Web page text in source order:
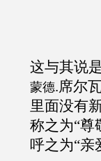
埃
这与其说
蒙德.席尔
里面没有
称之为“尊
呼之为“亲